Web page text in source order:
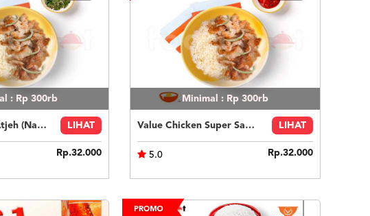
: Rp 300rb
Value Chicken Atjeh (Nasi Putih) - Tanpa Telur LIHAT
Rp.32.000
Minimal : Rp 300rb
Value Chicken Super Sambal (Nasi Putih) - Tanpa Telur LIHAT
5.0 Rp.32.000